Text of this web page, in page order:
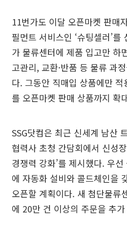
11번가도 이달 오픈마켓 판매
필먼트 서비스인 ‘슈팅셀러’
가 물류센터에 제품 입고만 하
고관리, 교환·반품 등 물류 과
다. 그동안 직매입 상품에만
를 오픈마켓 판매 상품까지 확
SSG닷컴은 최근 신세계 남산
협력사 초청 간담회에서 신성
경쟁력 강화’를 제시했다. 우
에 자동화 설비와 콜드체인을
오픈할 계획이다. 새 첨단물류
에 20만 건 이상의 주문을 추